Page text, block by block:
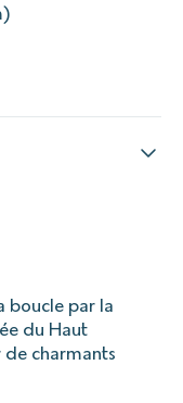
boucle par la
du Haut
de charmants